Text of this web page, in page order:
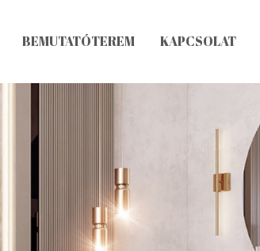
BEMUTATÓTEREM KAPCSOLAT